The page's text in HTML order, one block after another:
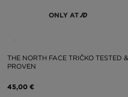
ONLY AT
THE NORTH FACE TRIČKO TESTED &
PROVEN
45,00 €